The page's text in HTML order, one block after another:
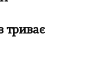
триває